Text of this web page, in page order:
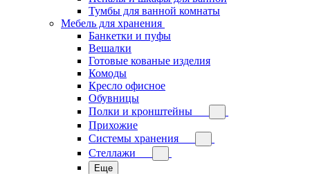
Тумбы для ванной комнаты
Мебель для хранения
Банкетки и пуфы
Вешалки
Готовые кованые изделия
Комоды
Кресло офисное
Обувницы
Полки и кронштейны
Прихожие
Системы хранения
Стеллажи
Еще